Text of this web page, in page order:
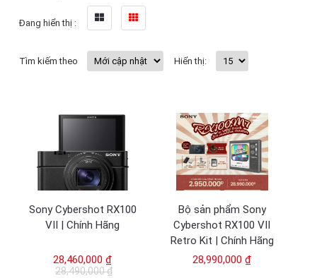
Đang hiển thị :
Tìm kiếm theo Hiển thị:
Sony Cybershot RX100
VII | Chính Hãng
28,460,000 ₫
28,490,000 ₫
Bộ sản phẩm Sony
Cybershot RX100 VII
Retro Kit | Chính Hãng
28,990,000 ₫